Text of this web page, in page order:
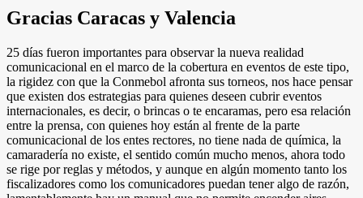
Gracias Caracas y Valencia
25 días fueron importantes para observar la nueva realidad
comunicacional en el marco de la cobertura en eventos de este tipo,
la rigidez con que la Conmebol afronta sus torneos, nos hace pensar
que existen dos estrategias para quienes deseen cubrir eventos
internacionales, es decir, o brincas o te encaramas, pero esa relación
entre la prensa, con quienes hoy están al frente de la parte
comunicacional de los entes rectores, no tiene nada de química, la
camaradería no existe, el sentido común mucho menos, ahora todo
se rige por reglas y métodos, y aunque en algún momento tanto los
fiscalizadores como los comunicadores puedan tener algo de razón,